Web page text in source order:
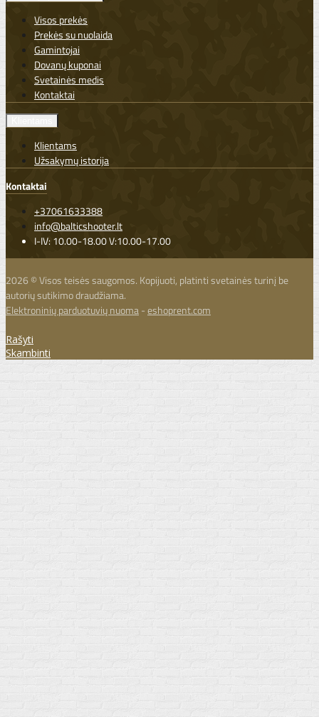
Visos prekės
Prekės su nuolaida
Gamintojai
Dovanų kuponai
Svetainės medis
Kontaktai
Klientams
Užsakymų istorija
Kontaktai
+37061633388
info@balticshooter.lt
I-IV: 10.00-18.00 V:10.00-17.00
2026 © Visos teisės saugomos. Kopijuoti, platinti svetainės turinį be
autorių sutikimo draudžiama.
Elektroninių parduotuvių nuoma-eshoprent.com
Rašyti
Skambinti